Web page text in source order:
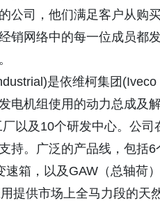
公司，他们满足客户从购
销网络中的每一位成员都
是依维柯集团
电机组使用的动力总成及
以及10个研发中心。公
持。广泛的产品线，包括
速箱，以及GAW（总轴荷
提供市场上全马力段的天